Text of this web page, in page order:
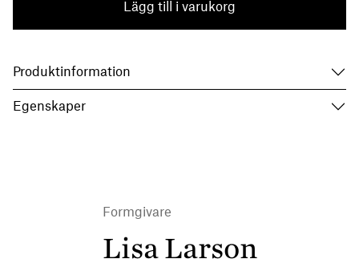
Lägg till i varukorg
Produktinformation
Egenskaper
Formgivare
Lisa Larson